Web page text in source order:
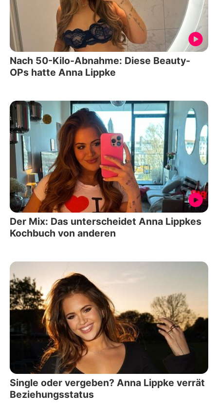
Nach 50-Kilo-Abnahme: Diese Beauty-
OPs hatte Anna Lippke
Der Mix: Das unterscheidet Anna Lippkes
Kochbuch von anderen
Single oder vergeben? Anna Lippke verrät
Beziehungsstatus